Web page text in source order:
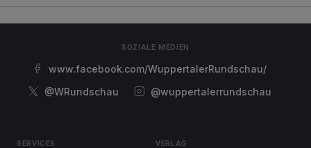
SOZIALE MEDIEN
www.facebook.com/WuppertalerRundschau/
@WRundschau
@wuppertalerrundschau
SERVICES VERLAG